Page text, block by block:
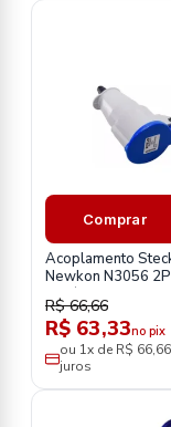
Comprar
Acoplamento
Newkon N3056
200/250v
R$ 66,66
R$ 63,33no pix
ou 1x de R$
juros